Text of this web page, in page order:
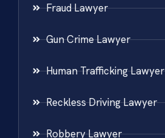
Fraud Lawyer
Gun Crime Lawyer
Human Trafficking Lawyer
Reckless Driving Lawyer
Robbery Lawyer